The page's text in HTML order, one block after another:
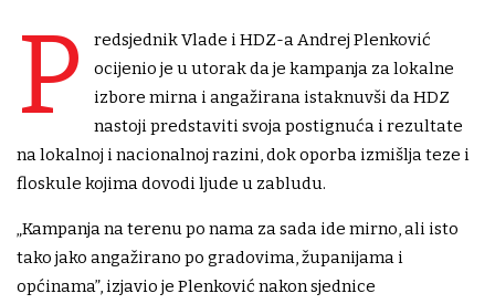
P
redsjednik Vlade i HDZ-a Andrej Plenković
ocijenio je u utorak da je kampanja za lokalne
izbore mirna i angažirana istaknuvši da HDZ
nastoji predstaviti svoja postignuća i rezultate
na lokalnoj i nacionalnoj razini, dok oporba izmišlja teze i
floskule kojima dovodi ljude u zabludu.
„Kampanja na terenu po nama za sada ide mirno, ali isto
tako jako angažirano po gradovima, županijama i
općinama”, izjavio je Plenković nakon sjednice